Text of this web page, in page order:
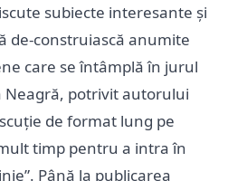
subiecte interesante și
de-construiască anumite
care se întâmplă în jurul
Neagră, potrivit autorului
de format lung pe
timp pentru a intra în
Până la publicarea